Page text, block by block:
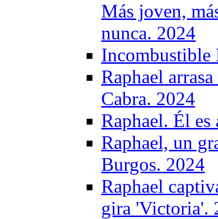
Más joven,
nunca. 2024
Incombustible
Raphael
Cabra. 2024
Raphael. Él
Raphael, un
Burgos. 2024
Raphael
gira 'Victoria'.